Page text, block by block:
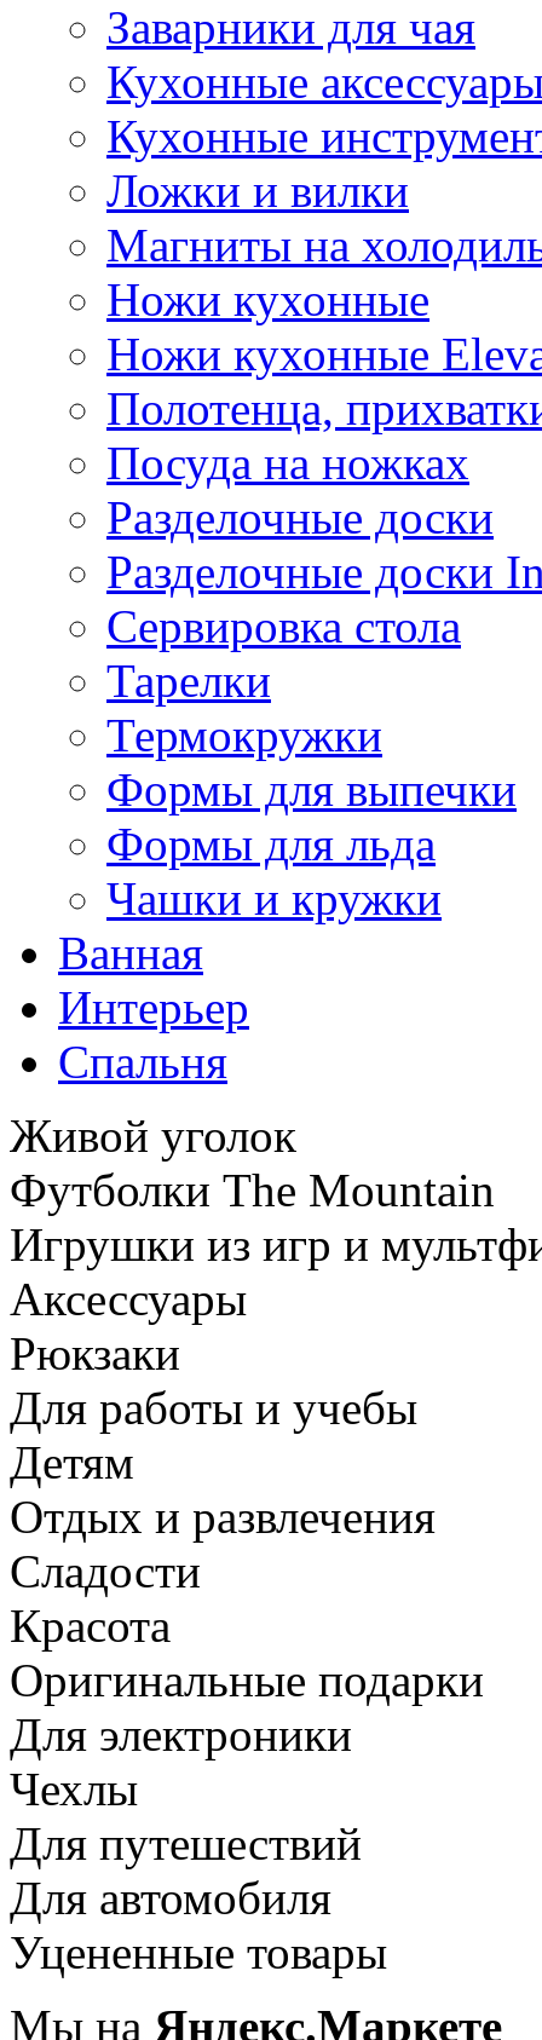
Заварники для чая
Кухонные
Кухонные
Ложки и вилки
Магниты на
Ножи кухонные
Ножи кухонные
Полотенца,
Посуда на ножках
Разделочные доски
Разделочные доски
Сервировка стола
Тарелки
Термокружки
Формы для выпечки
Формы для льда
Чашки и кружки
Ванная
Интерьер
Спальня
Живой уголок
Футболки The Mountain
Игрушки из игр и
Аксессуары
Рюкзаки
Для работы и учебы
Детям
Отдых и развлечения
Сладости
Красота
Оригинальные подарки
Для электроники
Чехлы
Для путешествий
Для автомобиля
Уцененные товары
Мы на Яндекс.Маркете